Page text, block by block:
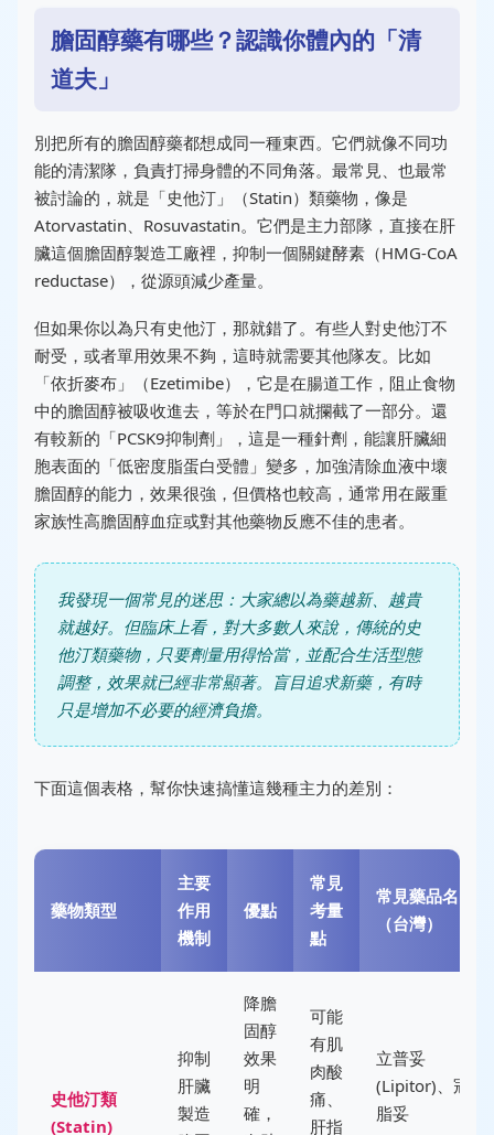
膽固醇藥有哪些？認識你體內的「清
道夫」
別把所有的膽固醇藥都想成同一種東西。它們就像不同功
能的清潔隊，負責打掃身體的不同角落。最常見、也最常
被討論的，就是「史他汀」（Statin）類藥物，像是
Atorvastatin、Rosuvastatin。它們是主力部隊，直接在肝
臟這個膽固醇製造工廠裡，抑制一個關鍵酵素（HMG-CoA
reductase），從源頭減少產量。
但如果你以為只有史他汀，那就錯了。有些人對史他汀不
耐受，或者單用效果不夠，這時就需要其他隊友。比如
「依折麥布」（Ezetimibe），它是在腸道工作，阻止食物
中的膽固醇被吸收進去，等於在門口就攔截了一部分。還
有較新的「PCSK9抑制劑」，這是一種針劑，能讓肝臟細
胞表面的「低密度脂蛋白受體」變多，加強清除血液中壞
膽固醇的能力，效果很強，但價格也較高，通常用在嚴重
家族性高膽固醇血症或對其他藥物反應不佳的患者。
我發現一個常見的迷思：大家總以為藥越新、越貴
就越好。但臨床上看，對大多數人來說，傳統的史
他汀類藥物，只要劑量用得恰當，並配合生活型態
調整，效果就已經非常顯著。盲目追求新藥，有時
只是增加不必要的經濟負擔。
下面這個表格，幫你快速搞懂這幾種主力的差別：
藥物類型
主要
作用
機制
優點
常見
考量
點
常見藥品名
（台灣）
史他汀類
(Statin)
抑制
肝臟
製造
降膽
固醇
效果
明
確，
可能
有肌
肉酸
痛、
肝指
立普妥
(Lipitor)、冠
脂妥